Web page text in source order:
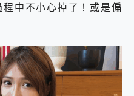
中不小心掉了！或是偏